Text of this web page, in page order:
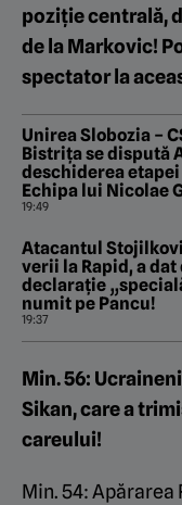
poziție centrală,
de la Markovic!
spectator la
Unirea Slobozia –
Bistrița se dispută
deschiderea etapei
Echipa lui Nicolae
umilește pe cea a
19:49
Atacantul
verii la Rapid, a
declarație
numit pe Pancu!
19:37
Min. 56:
Sikan, care a
careului!
Min. 54: